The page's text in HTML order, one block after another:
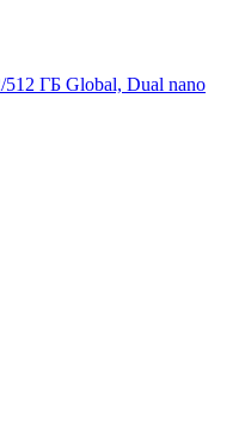
ГБ Global, Dual nano